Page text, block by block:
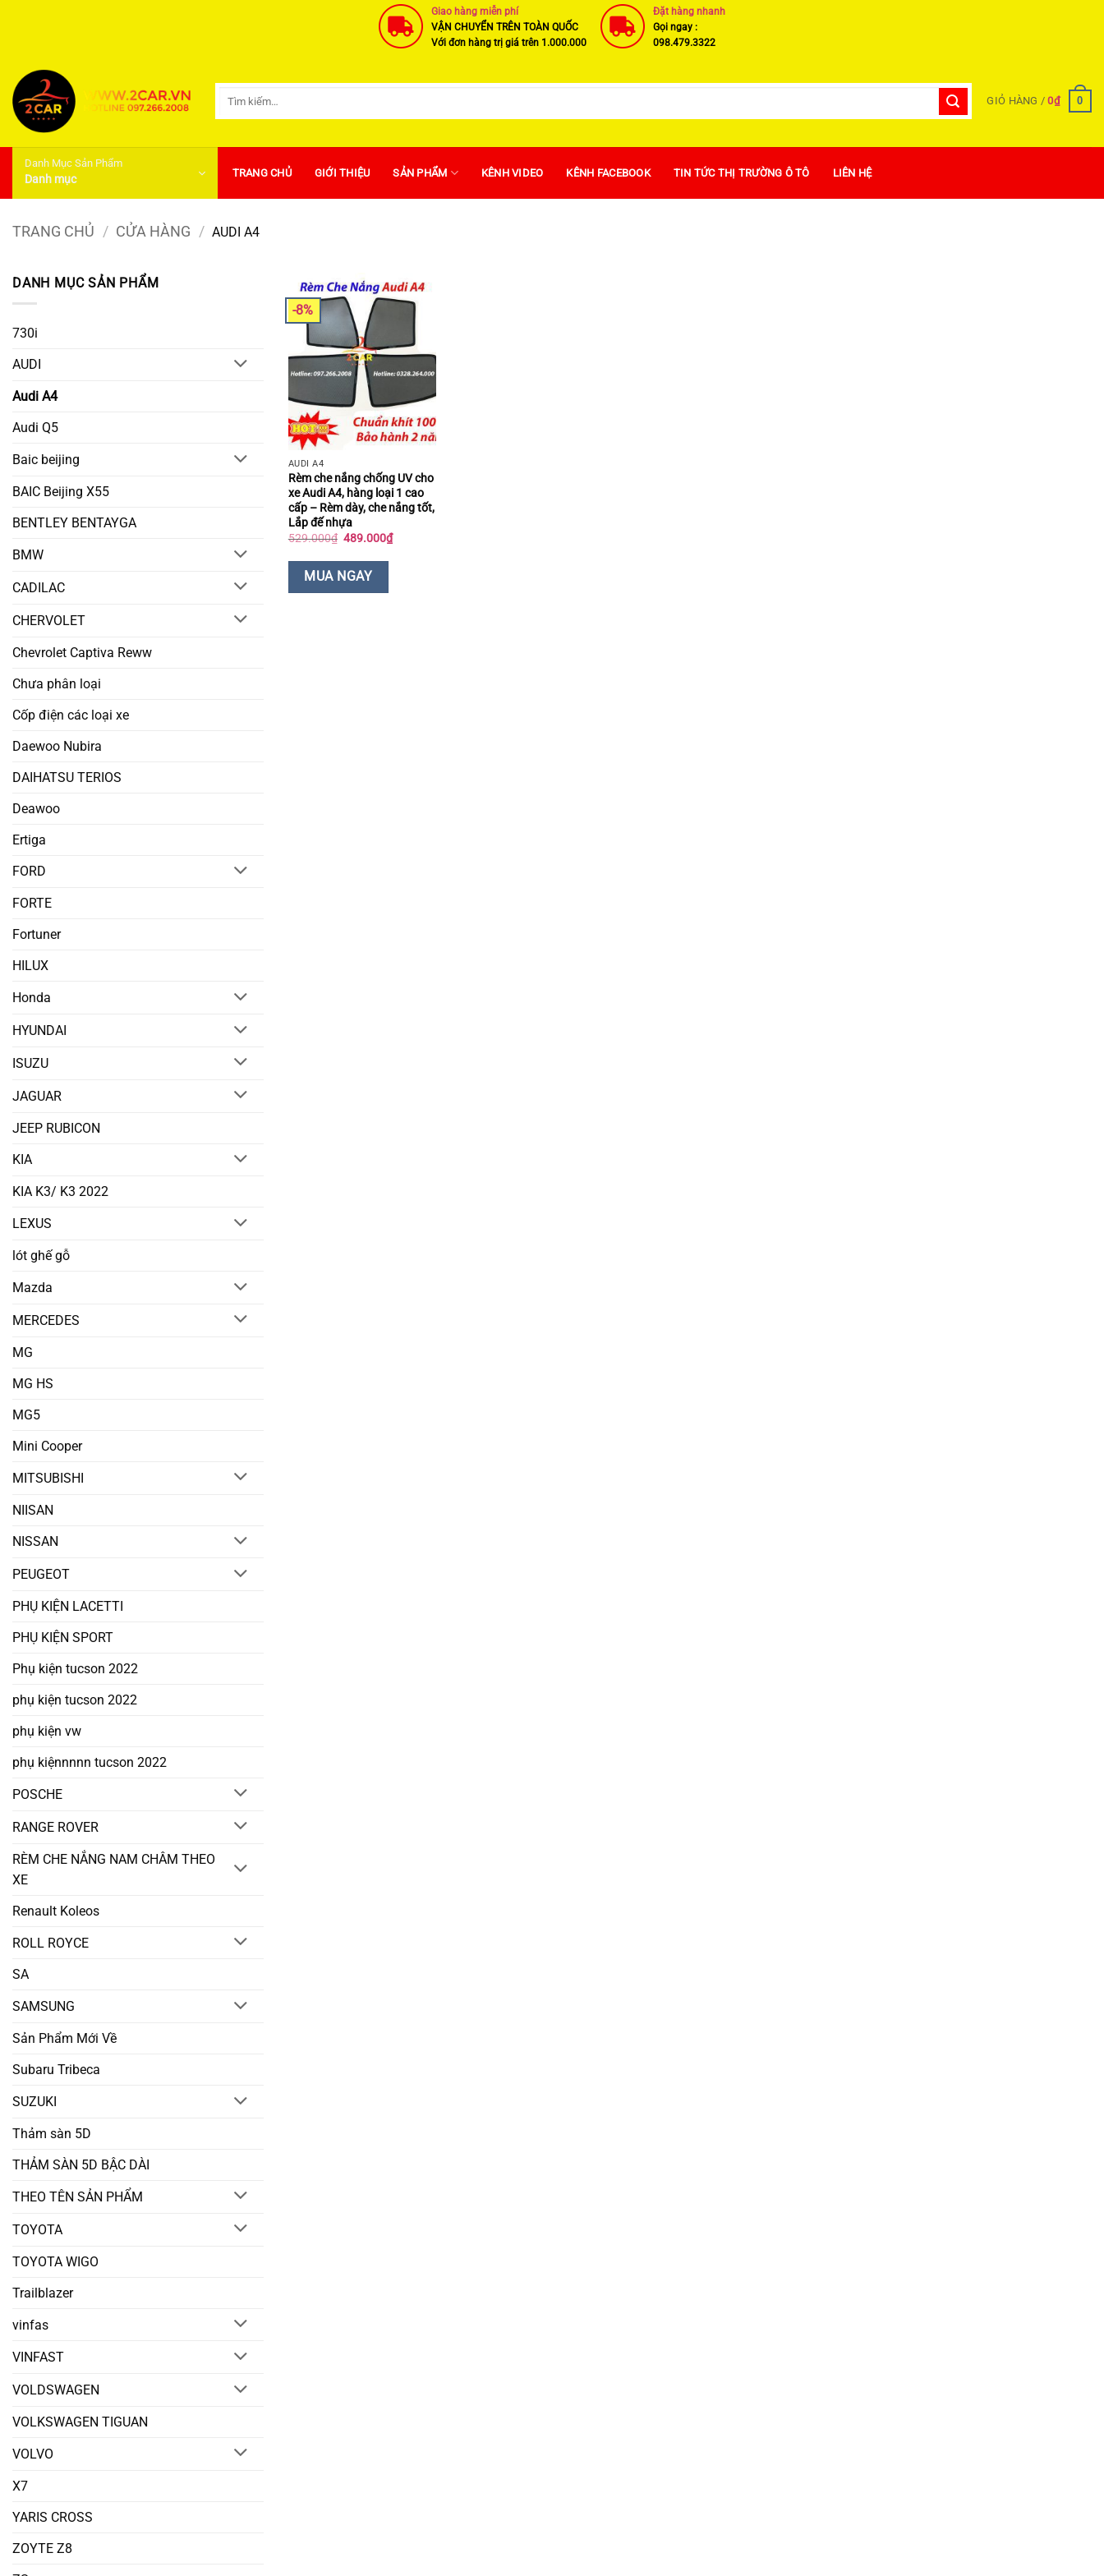
dung
Giao hàng miễn phí
VẬN CHUYỂN TRÊN TOÀN QUỐC
Với đơn hàng trị giá trên 1.000.000
Đặt hàng nhanh
Gọi ngay :
098.479.3322
GIỎ HÀNG /0₫ 0
Danh Mục Sản Phẩm
Danh mục TRANG CHỦ GIỚI THIỆU SẢN PHẨM KÊNH VIDEO KÊNH FACEBOOK TIN TỨC THỊ TRƯỜNG Ô TÔ LIÊN HỆ
TRANG CHỦ / CỬA HÀNG / AUDI A4
DANH MỤC SẢN PHẨM
730i
AUDI
Audi A4
Audi Q5
Baic beijing
BAIC Beijing X55
BENTLEY BENTAYGA
BMW
CADILAC
CHERVOLET
Chevrolet Captiva Reww
Chưa phân loại
Cốp điện các loại xe
Daewoo Nubira
DAIHATSU TERIOS
Deawoo
Ertiga
FORD
FORTE
Fortuner
HILUX
Honda
HYUNDAI
ISUZU
JAGUAR
JEEP RUBICON
KIA
KIA K3/ K3 2022
LEXUS
lót ghế gỗ
Mazda
MERCEDES
MG
MG HS
MG5
Mini Cooper
MITSUBISHI
NIISAN
NISSAN
PEUGEOT
PHỤ KIỆN LACETTI
PHỤ KIỆN SPORT
Phụ kiện tucson 2022
phụ kiện tucson 2022
phụ kiện vw
phụ kiệnnnnn tucson 2022
POSCHE
RANGE ROVER
RÈM CHE NẮNG NAM CHÂM THEO
XE
Renault Koleos
ROLL ROYCE
SA
SAMSUNG
Sản Phẩm Mới Về
Subaru Tribeca
SUZUKI
Thảm sàn 5D
THẢM SÀN 5D BẬC DÀI
THEO TÊN SẢN PHẨM
TOYOTA
TOYOTA WIGO
Trailblazer
vinfas
VINFAST
VOLDSWAGEN
VOLKSWAGEN TIGUAN
VOLVO
X7
YARIS CROSS
ZOYTE Z8
-8%
AUDI A4
Rèm che nắng chống UV cho
xe Audi A4, hàng loại 1 cao
cấp – Rèm dày, che nắng tốt,
Lắp đế nhựa
529.000₫ Giá
là:
529.000₫.
489.000₫Giá
MUA NGAY